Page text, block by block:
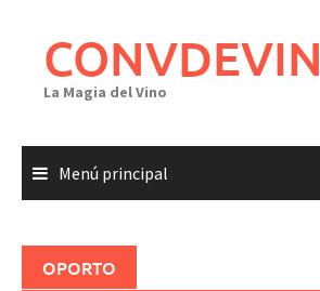
contenido
La Magia del Vino
Menú principal
OPORTO